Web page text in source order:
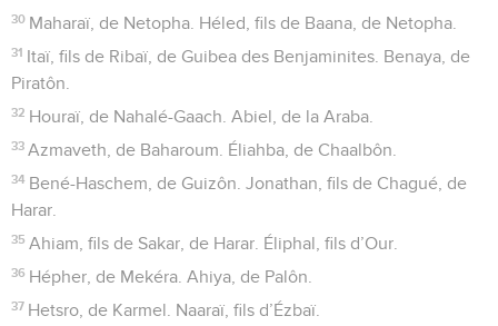
30 Maharaï, de Netopha. Héled, fils de Baana, de Netopha.
31 Itaï, fils de Ribaï, de Guibea des Benjaminites. Benaya, de
Piratôn.
32 Houraï, de Nahalé-Gaach. Abiel, de la Araba.
33 Azmaveth, de Baharoum. Éliahba, de Chaalbôn.
34 Bené-Haschem, de Guizôn. Jonathan, fils de Chagué, de
Harar.
35 Ahiam, fils de Sakar, de Harar. Éliphal, fils d’Our.
36 Hépher, de Mekéra. Ahiya, de Palôn.
37 Hetsro, de Karmel. Naaraï, fils d’Ézbaï.